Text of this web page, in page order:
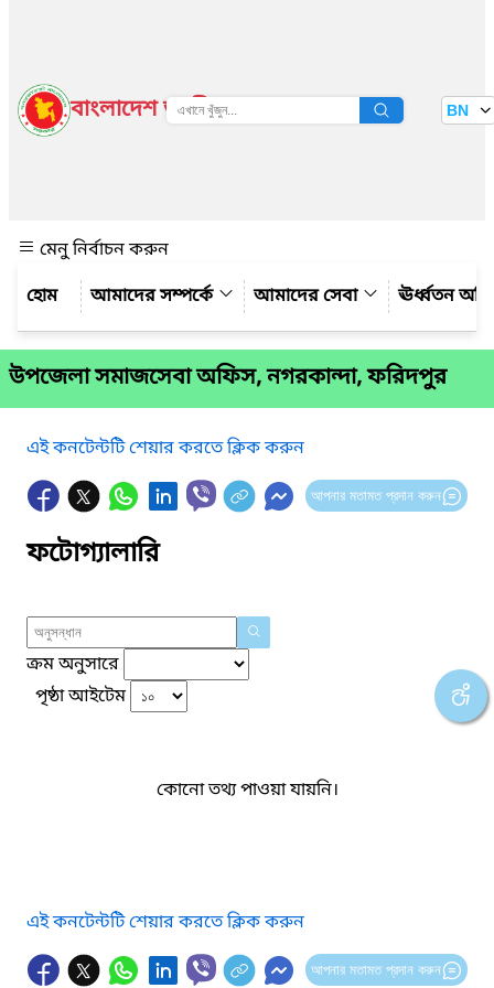
বাংলাদেশ জাতীয় তথ্য বাতায়ন BN
মেনু নির্বাচন করুন
আমাদের সম্পর্কে
আমাদের সেবা ঊর্ধ্বতন
উপজেলা সমাজসেবা অফিস, নগরকান্দা, ফরিদপুর
এই কনটেন্টটি শেয়ার করতে ক্লিক করুন
আপনার মতামত প্রদান করুন
ফটোগ্যালারি
ক্রম অনুসারে
পৃষ্ঠা আইটেম
কোনো তথ্য পাওয়া যায়নি।
এই কনটেন্টটি শেয়ার করতে ক্লিক করুন
আপনার মতামত প্রদান করুন